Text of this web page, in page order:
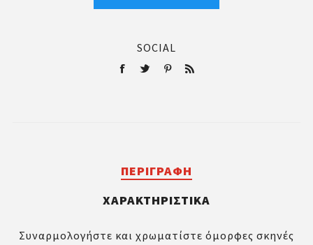
SOCIAL
ΠΕΡΙΓΡΑΦΉ
ΧΑΡΑΚΤΗΡΙΣΤΙΚΆ
Συναρμολογήστε και χρωματίστε όμορφες σκηνές